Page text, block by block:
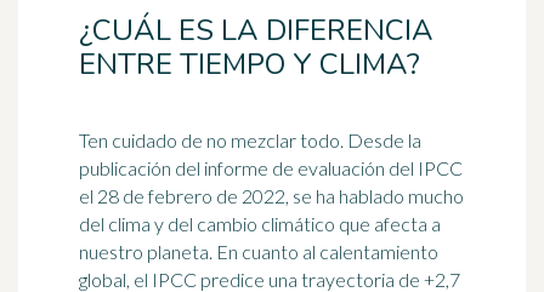
¿CUÁL ES LA DIFERENCIA
ENTRE TIEMPO Y CLIMA?
Ten cuidado de no mezclar todo. Desde la
publicación del informe de evaluación del IPCC
el 28 de febrero de 2022, se ha hablado mucho
del clima y del cambio climático que afecta a
nuestro planeta. En cuanto al calentamiento
global, el IPCC predice una trayectoria de +2,7